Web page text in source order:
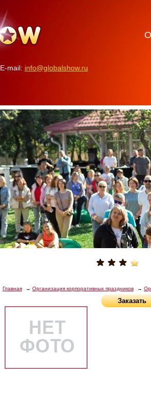
E-mail: info@globalshow.ru
Главная Организация корпоративных праздников
Заказать